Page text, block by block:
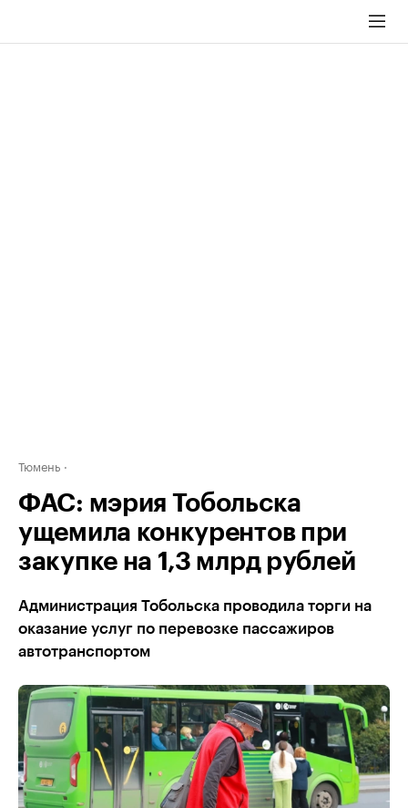
Тюмень
ФАС: мэрия Тобольска
ущемила конкурентов при
закупке на 1,3 млрд рублей
Администрация Тобольска проводила торги на
оказание услуг по перевозке пассажиров
автотранспортом